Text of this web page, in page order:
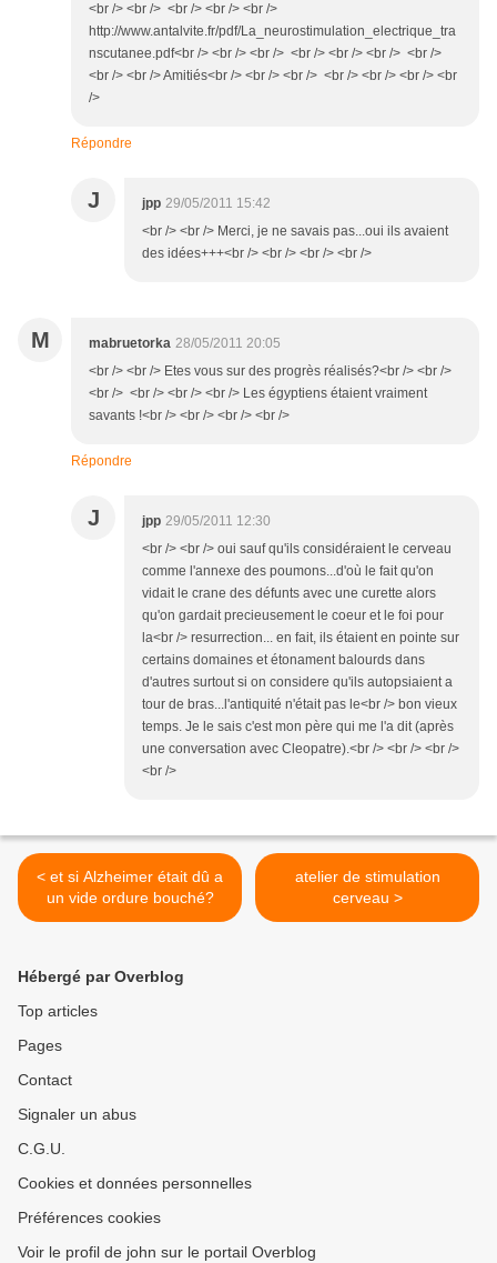
<br /> <br /> <br /> <br /> <br />
http://www.antalvite.fr/pdf/La_neurostimulation_electrique_tra
nscutanee.pdf<br /> <br /> <br /> <br /> <br /> <br /> <br />
<br /> <br /> Amitiés<br /> <br /> <br /> <br /> <br /> <br /> <br
/>
Répondre
J jpp 29/05/2011 15:42
<br /> <br /> Merci, je ne savais pas...oui ils avaient
des idées+++<br /> <br /> <br /> <br />
M mabruetorka 28/05/2011 20:05
<br /> <br /> Etes vous sur des progrès réalisés?<br /> <br />
<br /> <br /> <br /> <br /> Les égyptiens étaient vraiment
savants !<br /> <br /> <br /> <br />
Répondre
J jpp 29/05/2011 12:30
<br /> <br /> oui sauf qu'ils considéraient le cerveau
comme l'annexe des poumons...d'où le fait qu'on
vidait le crane des défunts avec une curette alors
qu'on gardait precieusement le coeur et le foi pour
la<br /> resurrection... en fait, ils étaient en pointe sur
certains domaines et étonament balourds dans
d'autres surtout si on considere qu'ils autopsiaient a
tour de bras...l'antiquité n'était pas le<br /> bon vieux
temps. Je le sais c'est mon père qui me l'a dit (après
une conversation avec Cleopatre).<br /> <br /> <br />
<br />
< et si Alzheimer était dû a
un vide ordure bouché?
atelier de stimulation
cerveau >
Hébergé par Overblog
Top articles
Pages
Contact
Signaler un abus
C.G.U.
Cookies et données personnelles
Préférences cookies
Voir le profil de john sur le portail Overblog